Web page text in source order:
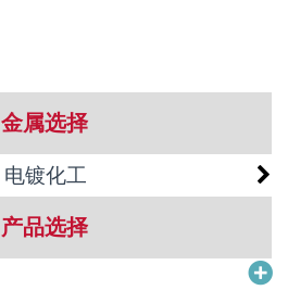
金属选择
电镀化工
产品选择